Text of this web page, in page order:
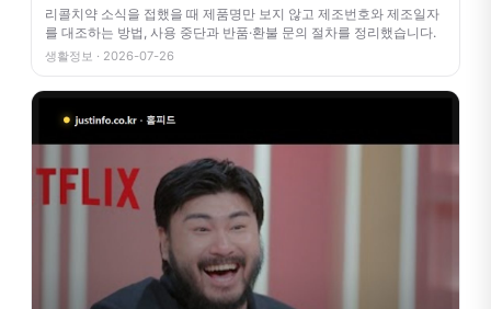
리콜치약 소식을 접했을 때 제품명만 보지 않고 제조번호와 제조일자
를 대조하는 방법, 사용 중단과 반품·환불 문의 절차를 정리했습니다.
생활정보 · 2026-07-26